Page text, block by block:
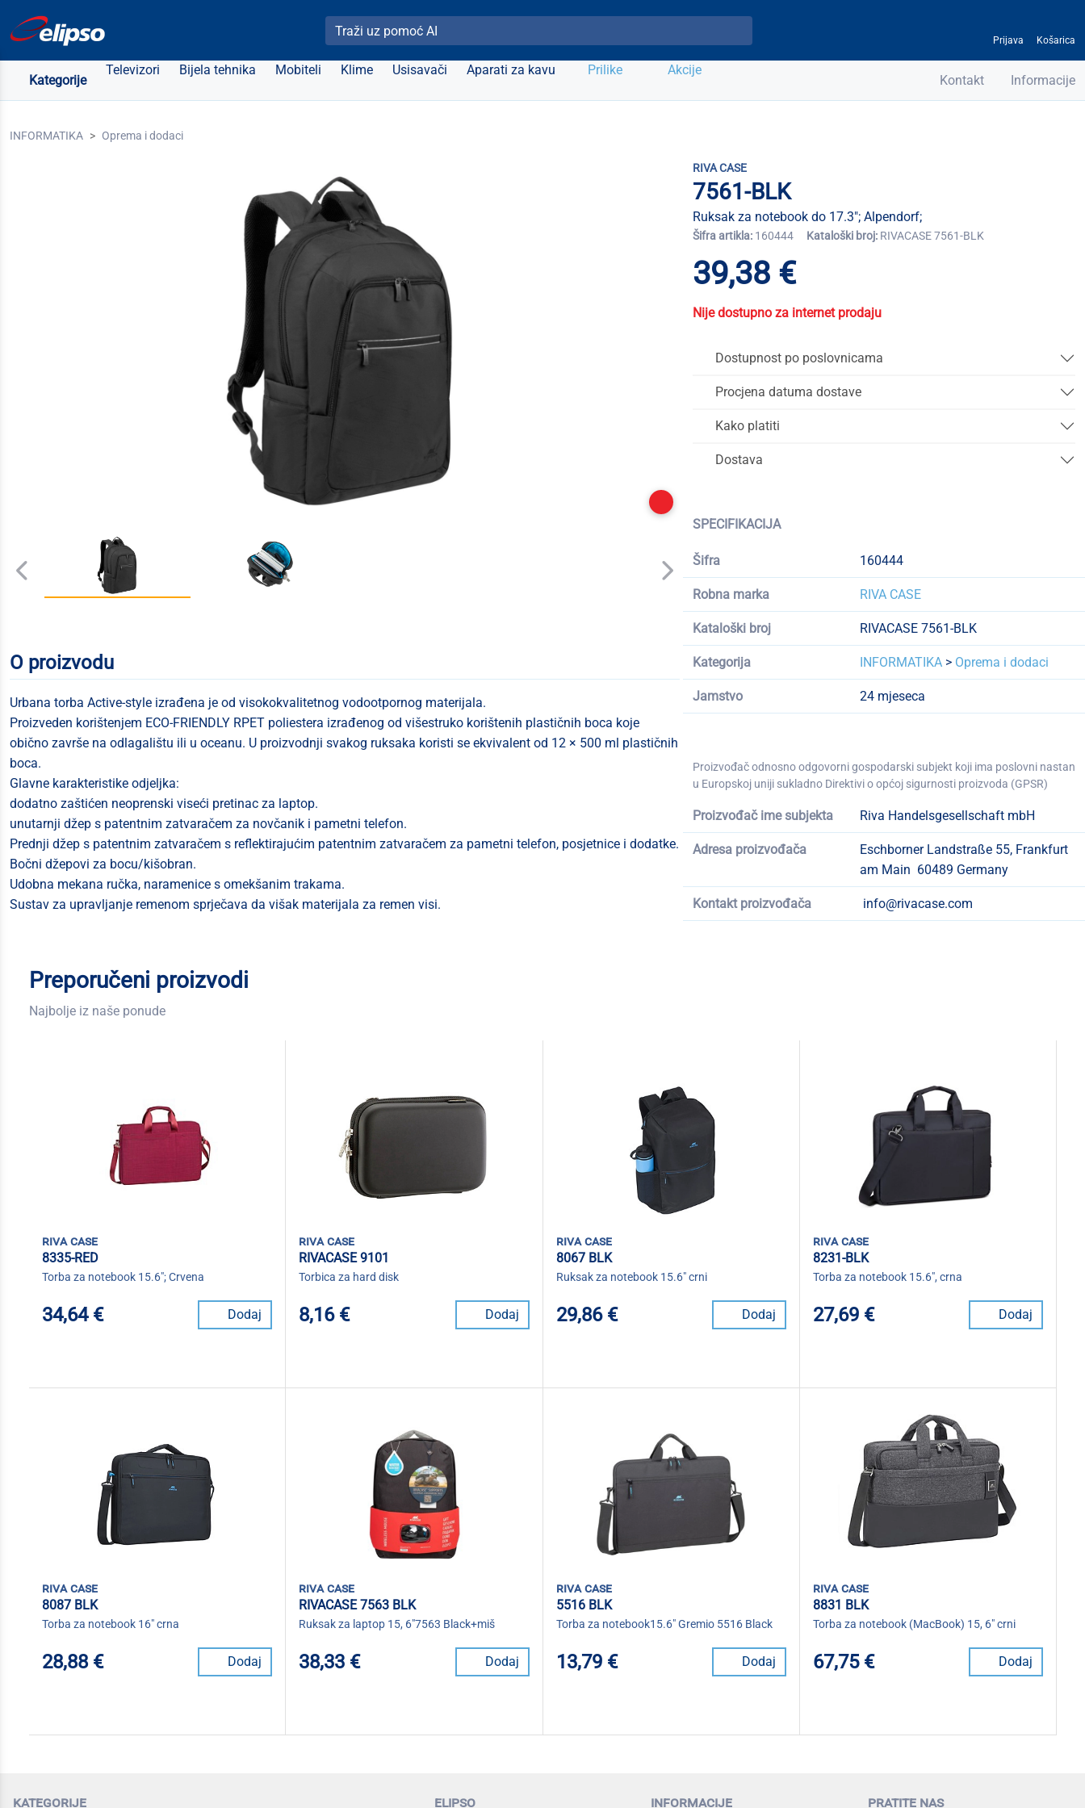
Pretraži Elipso
Prijava Košarica
Kategorije
Televizori Bijela tehnika Mobiteli Klime Usisavači Aparati za kavu Prilike Akcije
Kontakt Informacije
INFORMATIKA Oprema i dodaci
RIVA CASE
7561-BLK
Ruksak za notebook do 17.3"; Alpendorf;
Šifra artikla: 160444 Kataloški broj: RIVACASE 7561-BLK
39,38 €
Nije dostupno za internet prodaju
Dostupnost po poslovnicama
Procjena datuma dostave
Kako platiti
Dostava
SPECIFIKACIJA
Šifra 160444
Robna marka RIVA CASE
Kataloški broj RIVACASE 7561-BLK
Kategorija INFORMATIKA > Oprema i dodaci
Jamstvo 24 mjeseca
Proizvođač odnosno odgovorni gospodarski subjekt koji ima poslovni nastan
u Europskoj uniji sukladno Direktivi o općoj sigurnosti proizvoda (GPSR)
Proizvođač ime subjekta Riva Handelsgesellschaft mbH
Adresa proizvođača
Eschborner Landstraße 55, Frankfurt
am Main 60489 Germany
Kontakt proizvođača info@rivacase.com
O proizvodu
Urbana torba Active-style izrađena je od visokokvalitetnog vodootpornog materijala.
Proizveden korištenjem ECO-FRIENDLY RPET poliestera izrađenog od višestruko korištenih plastičnih boca koje
obično završe na odlagalištu ili u oceanu. U proizvodnji svakog ruksaka koristi se ekvivalent od 12 × 500 ml plastičnih
boca.
Glavne karakteristike odjeljka:
dodatno zaštićen neoprenski viseći pretinac za laptop.
unutarnji džep s patentnim zatvaračem za novčanik i pametni telefon.
Prednji džep s patentnim zatvaračem s reflektirajućim patentnim zatvaračem za pametni telefon, posjetnice i dodatke.
Bočni džepovi za bocu/kišobran.
Udobna mekana ručka, naramenice s omekšanim trakama.
Sustav za upravljanje remenom sprječava da višak materijala za remen visi.
Preporučeni proizvodi
Najbolje iz naše ponude
riva case
8335-RED
Torba za notebook 15.6"; Crvena
34,64 € Dodaj
riva case
RIVACASE 9101
Torbica za hard disk
8,16 € Dodaj
riva case
8067 BLK
Ruksak za notebook 15.6" crni
29,86 € Dodaj
riva case
8231-BLK
Torba za notebook 15.6", crna
27,69 € Dodaj
riva case
8087 BLK
Torba za notebook 16" crna
28,88 € Dodaj
riva case
RIVACASE 7563 BLK
Ruksak za laptop 15, 6"7563 Black+miš
38,33 € Dodaj
riva case
5516 BLK
Torba za notebook15.6" Gremio 5516 Black
13,79 € Dodaj
riva case
8831 BLK
Torba za notebook (MacBook) 15, 6" crni
67,75 € Dodaj
kategorije elipso informacije pratite nas